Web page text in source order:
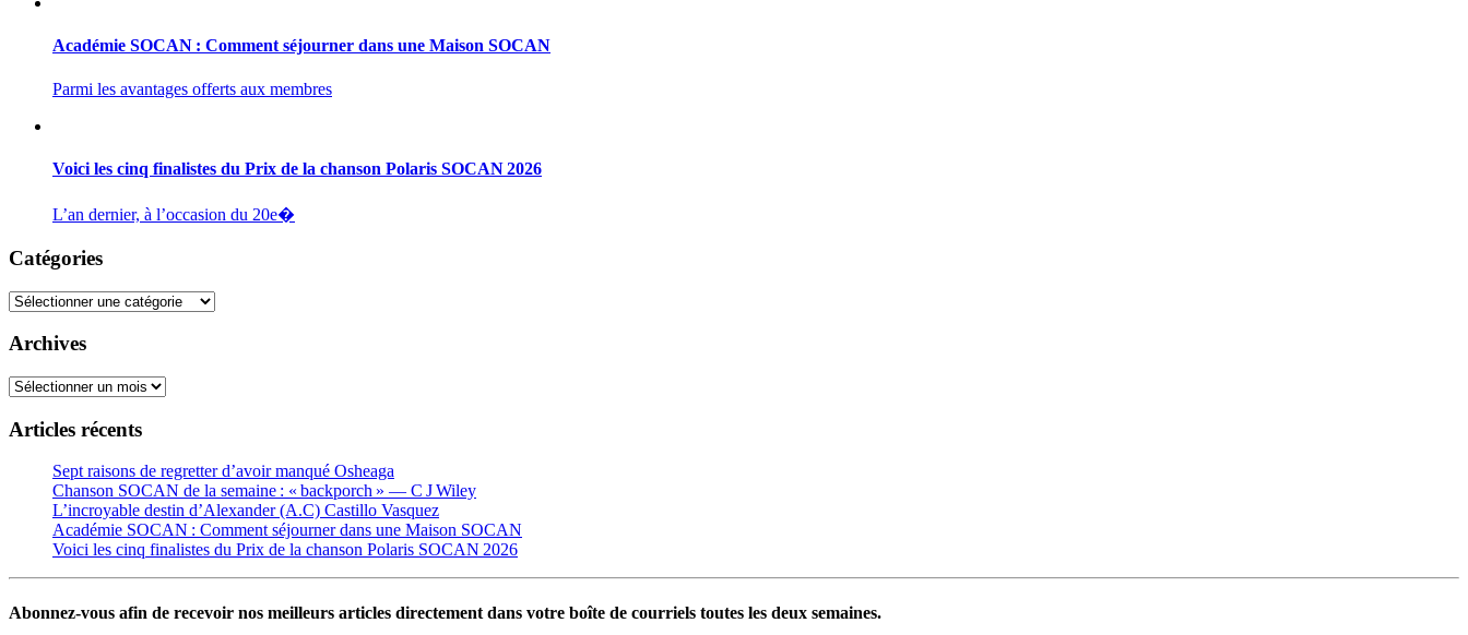
Académie SOCAN : Comment séjourner dans une Maison SOCAN
Parmi les avantages offerts aux membres
Voici les cinq finalistes du Prix de la chanson Polaris SOCAN 2026
L’an dernier, à l’occasion du 20e�
Catégories
Catégories
Archives
Archives
Articles récents
Sept raisons de regretter d’avoir manqué Osheaga
Chanson SOCAN de la semaine : « backporch » — C J Wiley
L’incroyable destin d’Alexander (A.C) Castillo Vasquez
Académie SOCAN : Comment séjourner dans une Maison SOCAN
Voici les cinq finalistes du Prix de la chanson Polaris SOCAN 2026
Abonnez-vous afin de recevoir nos meilleurs articles directement dans votre boîte de courriels toutes les deux semaines.